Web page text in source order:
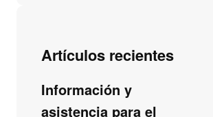
Artículos recientes
Información y
asistencia para el